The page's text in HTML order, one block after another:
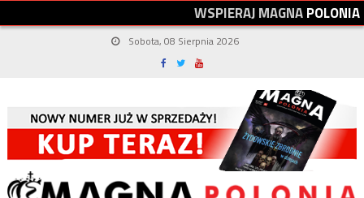
WSPIERAJMAGNAPOLONIA
Sobota, 08 Sierpnia 2026